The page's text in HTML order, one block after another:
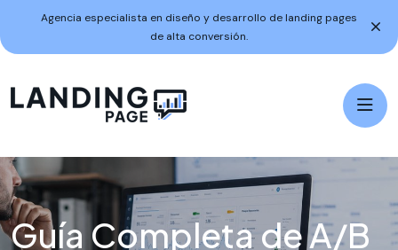
Agencia especialista en diseño y desarrollo de landing pages
de alta conversión.
Guía Completa de A/B